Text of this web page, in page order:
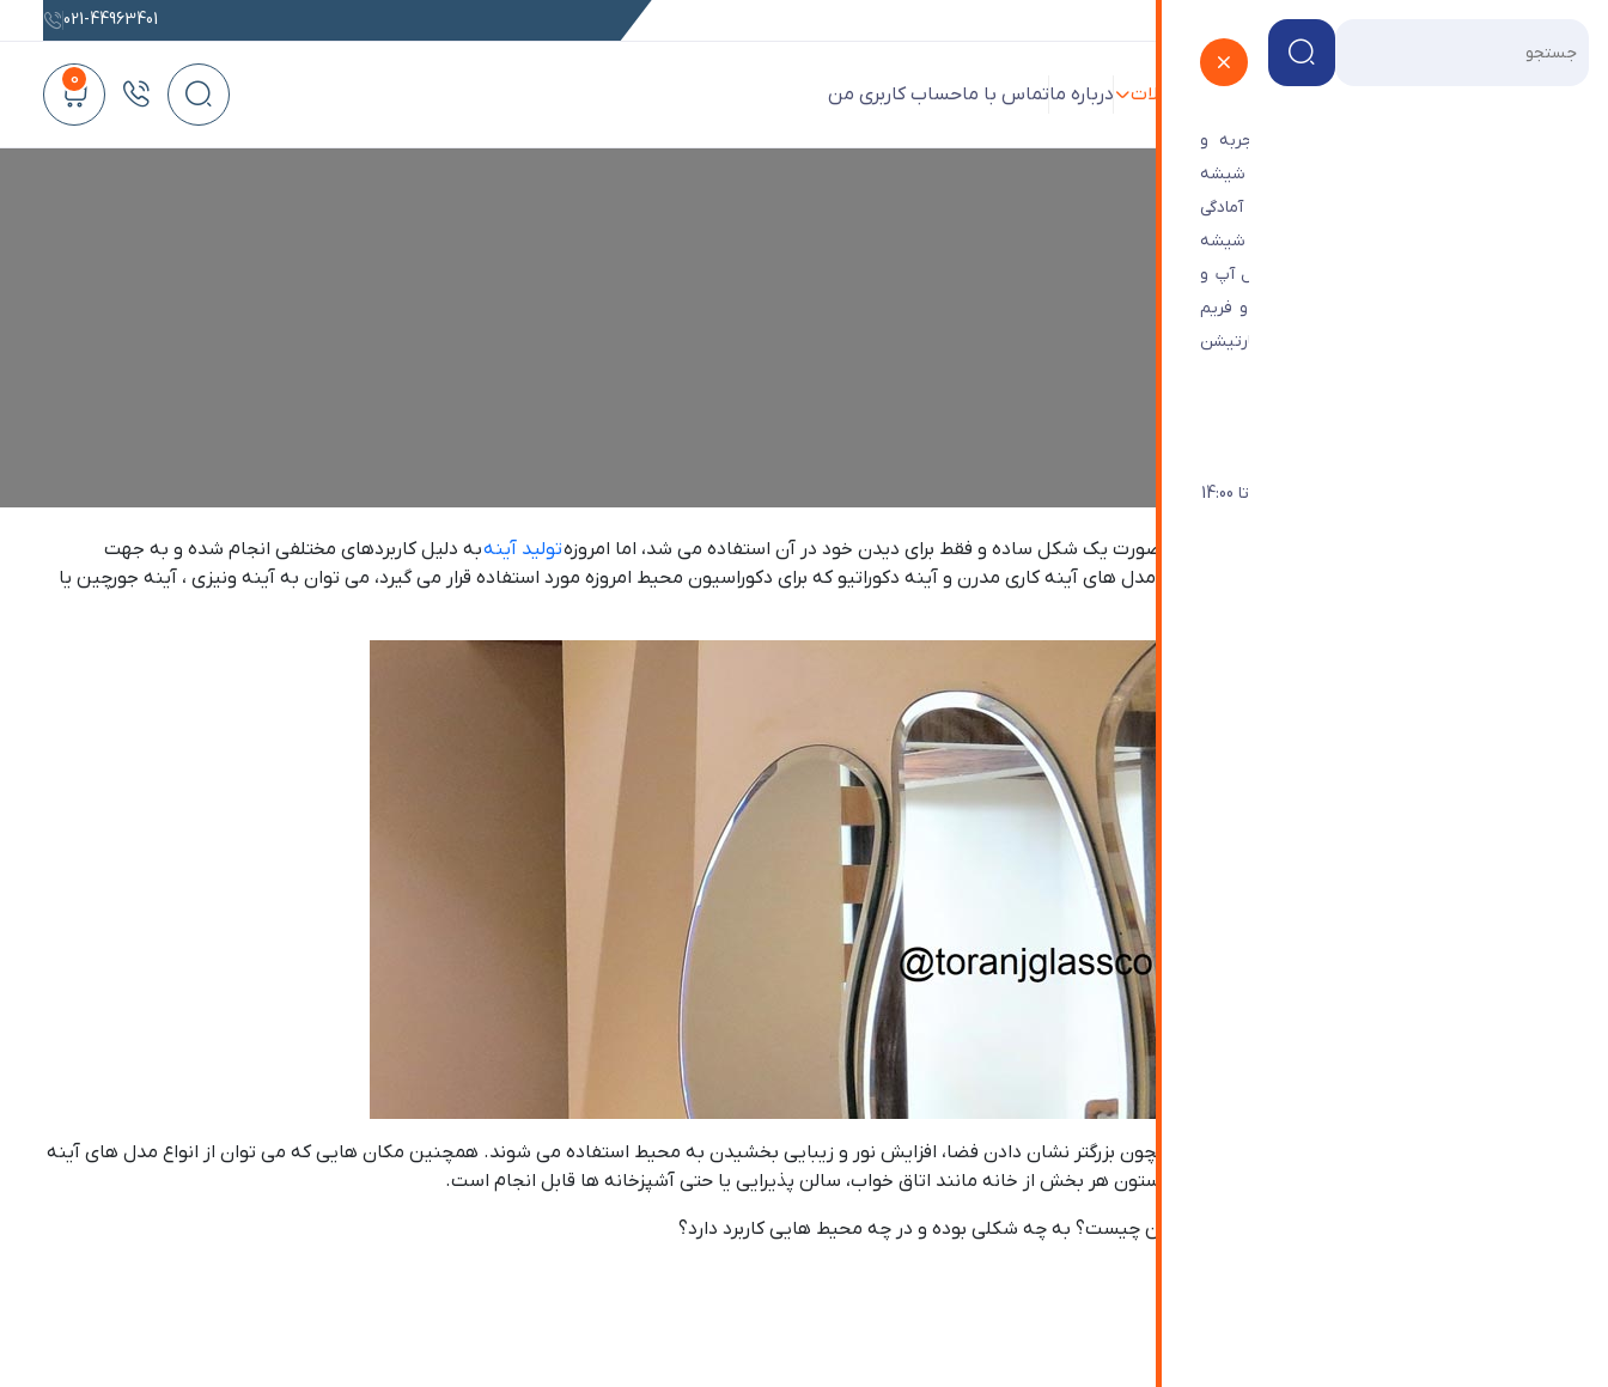
شرکت شیشه ترنج با بیش از 45 سال تجربه و
تخصص در زمینه ی طراحی و تامین و اجرای شیشه
های ساختمانی و دکوراتیو و درب های اتوماتیک آمادگی
خود را برای اجرای پروژه های هندریل یا حفاظ شیشه
ای، ویترین شیشه ای،درب های اتوماتیک، رول آپ و
نماهای شیشه ای اعم از کرتین وال، اسپایدر و فریم
لس مجتمع های تجاری و اداری و همچنین پارتیشن
021-44963401
محصولات درباره ماتماس با ماحساب کاربری من
0
آینه های جورچین یا پازلی مدرن
آینه های جورچین یا پازلی مدرن
فرمت مورد استفاده از آینه ها در زمان های قدیم به صورت یک شکل ساده و فقط برای دیدن خود در آن استفاده می شد، اما امروزهتولید آینهبه دلیل کاربردهای مختلفی انجام شده و به جهت
دکوراسیون محیط مورد استفاده قرار می گیرد. از انواع مدل های آینه کاری مدرن و آینه دکوراتیو که برای دکوراسیون محیط امروزه مورد استفاده قرار می گیرد، می توان به آینه ونیزی ، آینه جورچین یا
آینه های دکوراتیو در دکوراسیون داخلی با اهدافی همچون بزرگتر نشان دادن فضا، افزایش نور و زیبایی بخشیدن به محیط استفاده می شوند. همچنین مکان هایی که می توان از انواع مدل های آینه
کاری استفاده کرد بسیار متنوع بوده و روی دیوارها و ستون هر بخش از خانه مانند اتاق خواب، سالن پذیرایی یا حتی آشپزخانه ها قابل انجام است.
اما در این مقاله می خواهیم بررسی کنیم آینه جورچین چیست؟ به چه شکلی بوده و در چه محیط هایی کاربرد دارد؟